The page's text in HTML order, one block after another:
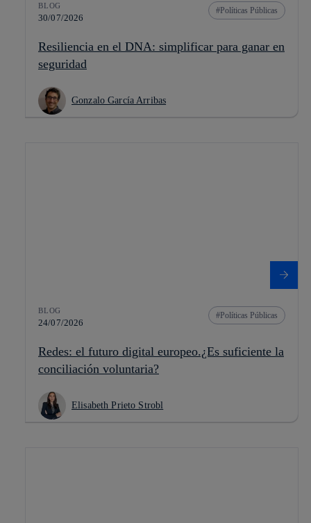
BLOG
30/07/2026
Políticas Públicas
Resiliencia en el DNA: simplificar para ganar en
seguridad
Gonzalo García Arribas
BLOG
24/07/2026
Políticas Públicas
Redes: el futuro digital europeo.¿Es suficiente la
conciliación voluntaria?
Elisabeth Prieto Strobl